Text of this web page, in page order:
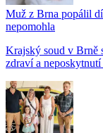
Muž z Brna popálil
nepomohla
Krajský soud v Brně
zdraví a